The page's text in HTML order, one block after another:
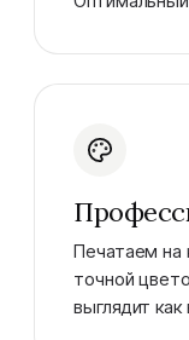
Печатаем на
точной
выглядит как